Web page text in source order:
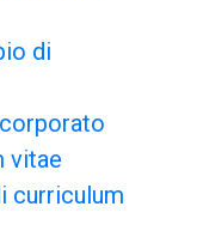
di
vitae
curriculum